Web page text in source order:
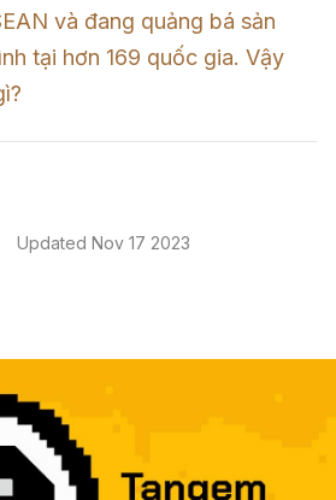
Tư
Đồ Giá
và đang quảng bá sản
tại hơn 169 quốc gia. Vậy
Updated Nov 17 2023